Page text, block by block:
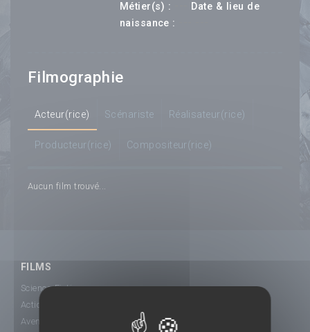
Métier(s) :
Date & lieu de
naissance :
Filmographie
Acteur(rice) Scénariste Réalisateur(rice)
Producteur(rice) Compositeur(rice)
Aucun film trouvé...
FILMS
Science-Fiction
Action
Aventure